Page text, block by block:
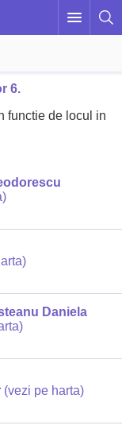
6.
functie de locul in
Daniela
(vezi pe harta)